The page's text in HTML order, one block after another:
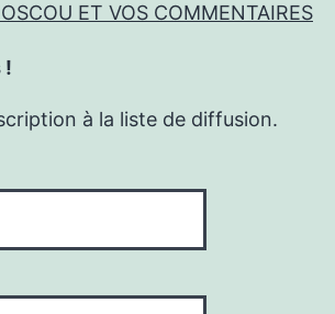
ET VOS COMMENTAIRES
!
à la liste de diffusion.